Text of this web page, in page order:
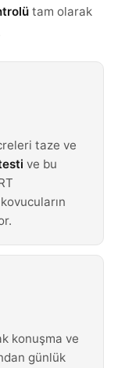
tam olarak
taze ve
ve bu
konuşma ve
günlük